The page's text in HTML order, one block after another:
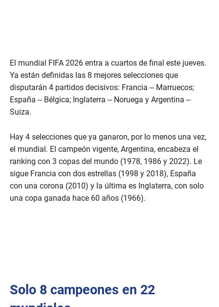
El mundial FIFA 2026 entra a cuartos de final este jueves.
Ya están definidas las 8 mejores selecciones que
disputarán 4 partidos decisivos: Francia – Marruecos;
España – Bélgica; Inglaterra – Noruega y Argentina –
Suiza.
Hay 4 selecciones que ya ganaron, por lo menos una vez,
el mundial. El campeón vigente, Argentina, encabeza el
ranking con 3 copas del mundo (1978, 1986 y 2022). Le
sigue Francia con dos estrellas (1998 y 2018), España
con una corona (2010) y la última es Inglaterra, con solo
una copa ganada hace 60 años (1966).
Solo 8 campeones en 22